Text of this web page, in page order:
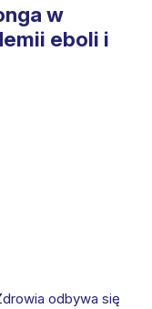
w
eboli i
odbywa się